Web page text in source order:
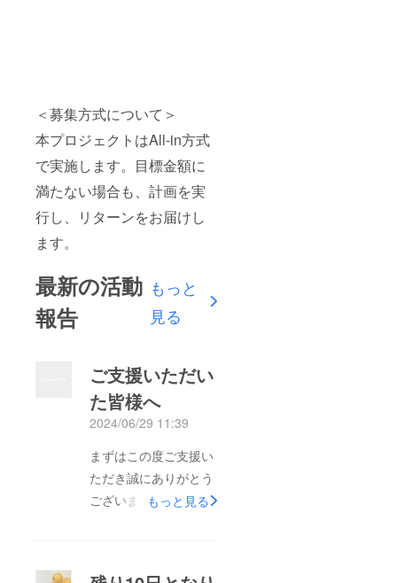
＜募集方式について＞
本プロジェクトはAll-in方式
で実施します。目標金額に
満たない場合も、計画を実
行し、リターンをお届けし
ます。
最新の活動
報告
もっと
見る
ご支援いただい
た皆様へ
2024/06/29 11:39
まずはこの度ご支援い
ただき誠にありがとう
ございます。また商品
もっと見る